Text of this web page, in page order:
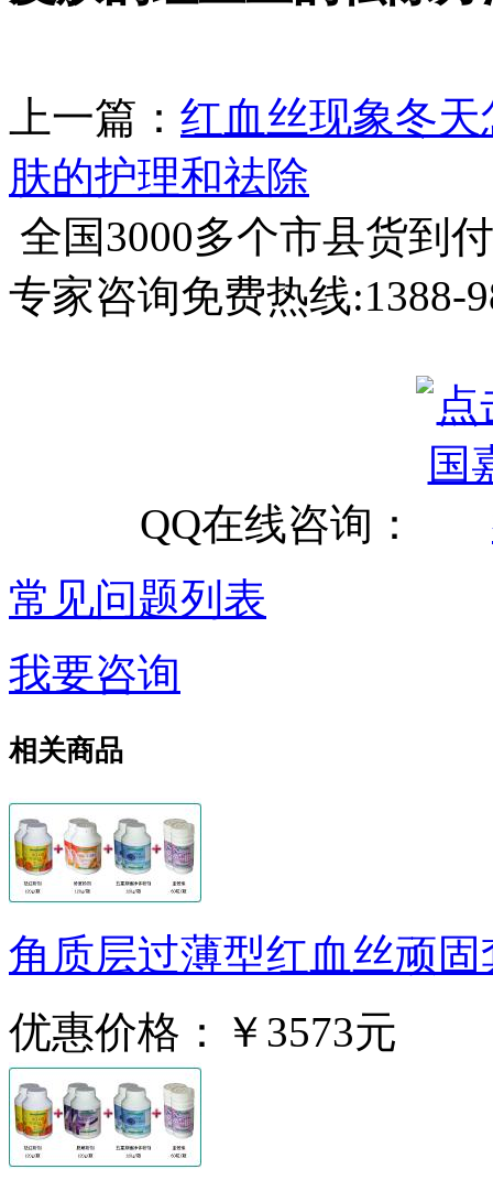
上一篇： 红血丝现象冬
肤的护理和祛除
全国3000多个市县货到
专家咨询免费热线:1388-
QQ在线咨询：
常见问题列表
我要咨询
相关商品
角质层过薄型红血丝顽固
优惠价格：
￥3573元